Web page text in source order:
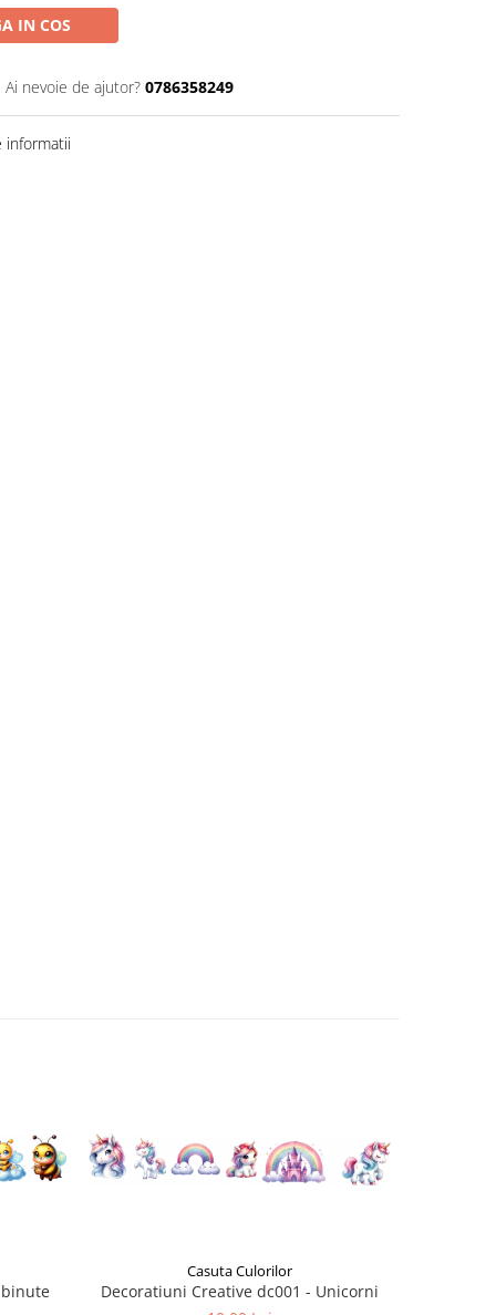
IN COS
Ai nevoie de ajutor? 0786358249
informatii
Casuta Culorilor
Decoratiuni Creative dc001 - Unicorni